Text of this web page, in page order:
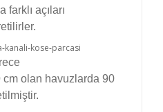
farklı açıları
cm olan havuzlarda 90